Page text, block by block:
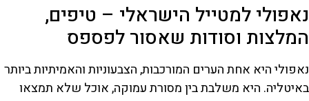
נאפולי למטייל הישראלי – טיפים,
המלצות וסודות שאסור לפספס
נאפולי היא אחת הערים המורכבות, הצבעוניות והאמיתיות ביותר
באיטליה. היא משלבת בין מסורת עמוקה, אוכל שלא תמצאו